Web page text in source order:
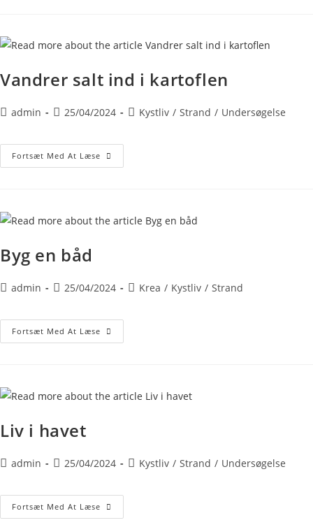
Vandrer salt ind i kartoflen
admin 25/04/2024 Kystliv / Strand / Undersøgelse
Fortsæt Med At Læse
Byg en båd
admin 25/04/2024 Krea / Kystliv / Strand
Fortsæt Med At Læse
Liv i havet
admin 25/04/2024 Kystliv / Strand / Undersøgelse
Fortsæt Med At Læse